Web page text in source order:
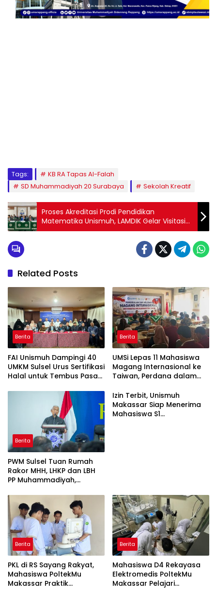
Tags:
KB RA Tapas Al-Falah
SD Muhammadiyah 20 Surabaya
Sekolah Kreatif
Proses Akreditasi Prodi Pendidikan
Matematika Unismuh, LAMDIK Gelar Visitasi
Daring
Related Posts
Berita
FAI Unismuh Dampingi 40
UMKM Sulsel Urus Sertifikasi
Halal untuk Tembus Pasar
Berita
UMSi Lepas 11 Mahasiswa
Magang Internasional ke
Taiwan, Perdana dalam
Berita
PWM Sulsel Tuan Rumah
Rakor MHH, LHKP dan LBH
PP Muhammadiyah,
dan Kebijakan Publik
Izin Terbit, Unismuh
Makassar Siap Menerima
Mahasiswa S1
Berita
PKL di RS Sayang Rakyat,
Mahasiswa PoltekMu
Makassar Praktik
Berita
Mahasiswa D4 Rekayasa
Elektromedis PoltekMu
Makassar Pelajari